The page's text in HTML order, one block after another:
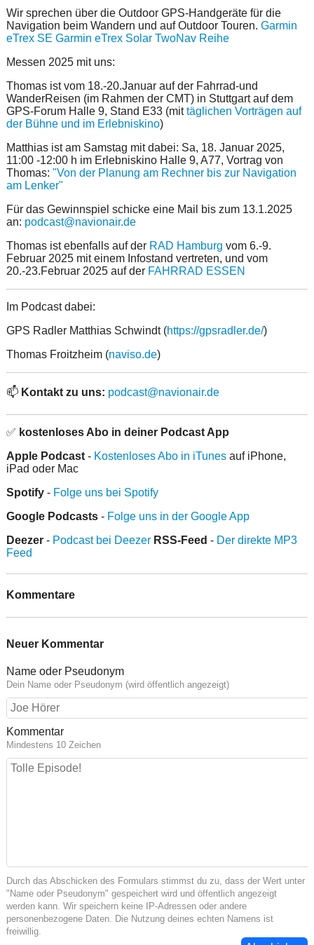
Wir sprechen über die Outdoor GPS-Handgeräte für die
Navigation beim Wandern und auf Outdoor Touren. Garmin
eTrex SE Garmin eTrex Solar TwoNav Reihe
Messen 2025 mit uns:
Thomas ist vom 18.-20.Januar auf der Fahrrad-und
WanderReisen (im Rahmen der CMT) in Stuttgart auf dem
GPS-Forum Halle 9, Stand E33 (mittäglichen Vorträgen auf
der Bühne und im Erlebniskino)
Matthias ist am Samstag mit dabei: Sa, 18. Januar 2025,
11:00 -12:00 h im Erlebniskino Halle 9, A77, Vortrag von
Thomas: "Von der Planung am Rechner bis zur Navigation
am Lenker"
Für das Gewinnspiel schicke eine Mail bis zum 13.1.2025
an: podcast@navionair.de
Thomas ist ebenfalls auf der RAD Hamburg vom 6.-9.
Februar 2025 mit einem Infostand vertreten, und vom
20.-23.Februar 2025 auf der FAHRRAD ESSEN
Im Podcast dabei:
GPS Radler Matthias Schwindt (https://gpsradler.de/)
Thomas Froitzheim (naviso.de)
📫 Kontakt zu uns: podcast@navionair.de
✅ kostenloses Abo in deiner Podcast App
Apple Podcast- Kostenloses Abo in iTunesauf iPhone,
iPad oder Mac
Spotify- Folge uns bei Spotify
Google Podcasts- Folge uns in der Google App
Deezer- Podcast bei Deezer RSS-Feed - Der direkte MP3
Feed
Kommentare
Neuer Kommentar
Name oder Pseudonym
Dein Name oder Pseudonym (wird öffentlich angezeigt)
Kommentar
Mindestens 10 Zeichen
Durch das Abschicken des Formulars stimmst du zu, dass der Wert unter
"Name oder Pseudonym" gespeichert wird und öffentlich angezeigt
werden kann. Wir speichern keine IP-Adressen oder andere
personenbezogene Daten. Die Nutzung deines echten Namens ist
freiwillig.